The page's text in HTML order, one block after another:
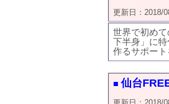
更新日：2018/
世界で初め
下半身」に
作るサポート
■ 仙台